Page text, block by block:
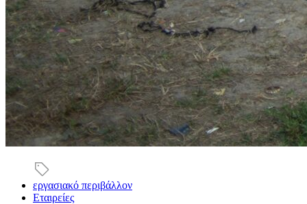
εργασιακό περιβάλλον
Εταιρείες